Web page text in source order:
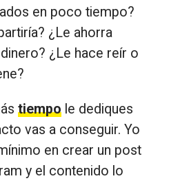
en poco tiempo?
¿Le ahorra
¿Le hace reír o
tiempo le dediques
vas a conseguir. Yo
en crear un post
y el contenido lo